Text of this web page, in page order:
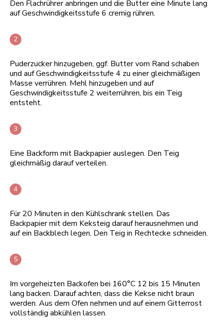
Den Flachrührer anbringen und die Butter eine Minute lang
auf Geschwindigkeitsstufe 6 cremig rühren.
Puderzucker hinzugeben, ggf. Butter vom Rand schaben
und auf Geschwindigkeitsstufe 4 zu einer gleichmäßigen
Masse verrühren. Mehl hinzugeben und auf
Geschwindigkeitsstufe 2 weiterrühren, bis ein Teig
entsteht.
Eine Backform mit Backpapier auslegen. Den Teig
gleichmäßig darauf verteilen.
Für 20 Minuten in den Kühlschrank stellen. Das
Backpapier mit dem Keksteig darauf herausnehmen und
auf ein Backblech legen. Den Teig in Rechtecke schneiden.
Im vorgeheizten Backofen bei 160°C 12 bis 15 Minuten
lang backen. Darauf achten, dass die Kekse nicht braun
werden. Aus dem Ofen nehmen und auf einem Gitterrost
vollständig abkühlen lassen.